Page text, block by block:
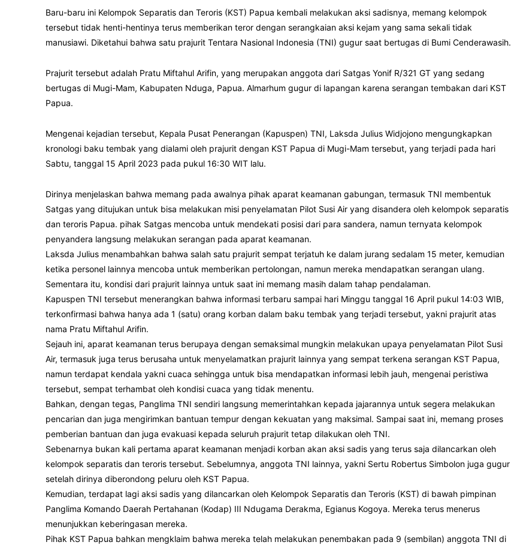
Baru-baru ini Kelompok Separatis dan Teroris (KST) Papua kembali melakukan aksi sadisnya, memang kelompok
tersebut tidak henti-hentinya terus memberikan teror dengan serangkaian aksi kejam yang sama sekali tidak
manusiawi. Diketahui bahwa satu prajurit Tentara Nasional Indonesia (TNI) gugur saat bertugas di Bumi Cenderawasih.
Prajurit tersebut adalah Pratu Miftahul Arifin, yang merupakan anggota dari Satgas Yonif R/321 GT yang sedang
bertugas di Mugi-Mam, Kabupaten Nduga, Papua. Almarhum gugur di lapangan karena serangan tembakan dari KST
Papua.
Mengenai kejadian tersebut, Kepala Pusat Penerangan (Kapuspen) TNI, Laksda Julius Widjojono mengungkapkan
kronologi baku tembak yang dialami oleh prajurit dengan KST Papua di Mugi-Mam tersebut, yang terjadi pada hari
Sabtu, tanggal 15 April 2023 pada pukul 16:30 WIT lalu.
Dirinya menjelaskan bahwa memang pada awalnya pihak aparat keamanan gabungan, termasuk TNI membentuk
Satgas yang ditujukan untuk bisa melakukan misi penyelamatan Pilot Susi Air yang disandera oleh kelompok separatis
dan teroris Papua. pihak Satgas mencoba untuk mendekati posisi dari para sandera, namun ternyata kelompok
penyandera langsung melakukan serangan pada aparat keamanan.
Laksda Julius menambahkan bahwa salah satu prajurit sempat terjatuh ke dalam jurang sedalam 15 meter, kemudian
ketika personel lainnya mencoba untuk memberikan pertolongan, namun mereka mendapatkan serangan ulang.
Sementara itu, kondisi dari prajurit lainnya untuk saat ini memang masih dalam tahap pendalaman.
Kapuspen TNI tersebut menerangkan bahwa informasi terbaru sampai hari Minggu tanggal 16 April pukul 14:03 WIB,
terkonfirmasi bahwa hanya ada 1 (satu) orang korban dalam baku tembak yang terjadi tersebut, yakni prajurit atas
nama Pratu Miftahul Arifin.
Sejauh ini, aparat keamanan terus berupaya dengan semaksimal mungkin melakukan upaya penyelamatan Pilot Susi
Air, termasuk juga terus berusaha untuk menyelamatkan prajurit lainnya yang sempat terkena serangan KST Papua,
namun terdapat kendala yakni cuaca sehingga untuk bisa mendapatkan informasi lebih jauh, mengenai peristiwa
tersebut, sempat terhambat oleh kondisi cuaca yang tidak menentu.
Bahkan, dengan tegas, Panglima TNI sendiri langsung memerintahkan kepada jajarannya untuk segera melakukan
pencarian dan juga mengirimkan bantuan tempur dengan kekuatan yang maksimal. Sampai saat ini, memang proses
pemberian bantuan dan juga evakuasi kepada seluruh prajurit tetap dilakukan oleh TNI.
Sebenarnya bukan kali pertama aparat keamanan menjadi korban akan aksi sadis yang terus saja dilancarkan oleh
kelompok separatis dan teroris tersebut. Sebelumnya, anggota TNI lainnya, yakni Sertu Robertus Simbolon juga gugur
setelah dirinya diberondong peluru oleh KST Papua.
Kemudian, terdapat lagi aksi sadis yang dilancarkan oleh Kelompok Separatis dan Teroris (KST) di bawah pimpinan
Panglima Komando Daerah Pertahanan (Kodap) III Ndugama Derakma, Egianus Kogoya. Mereka terus menerus
menunjukkan keberingasan mereka.
Pihak KST Papua bahkan mengklaim bahwa mereka telah melakukan penembakan pada 9 (sembilan) anggota TNI di